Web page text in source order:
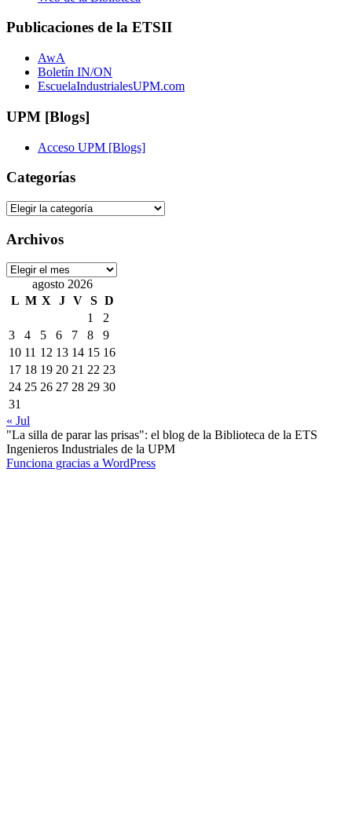
Publicaciones de la ETSII
AwA
Boletín IN/ON
EscuelaIndustrialesUPM.com
UPM [Blogs]
Acceso UPM [Blogs]
Categorías
Categorías
Archivos
Archivos
agosto 2026
L M X J V S D
1
2
3
4 5 6 7 8
9
10 11 12 13 14 15 16
17 18 19 20 21 22 23
24 25 26 27 28 29 30
31
« Jul
"La silla de parar las prisas": el blog de la Biblioteca de la ETS
Ingenieros Industriales de la UPM
Funciona gracias a WordPress